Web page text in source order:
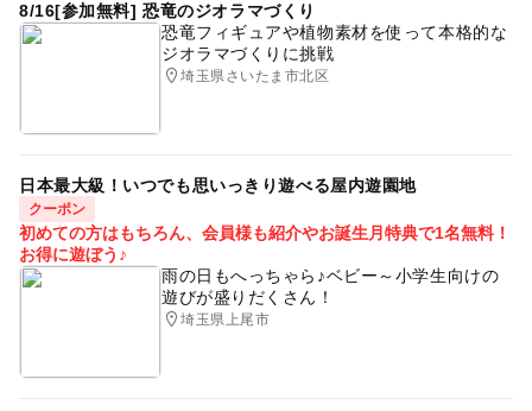
8/16[参加無料] 恐竜のジオラマづくり
恐竜フィギュアや植物素材を使って本格的な
ジオラマづくりに挑戦
埼玉県さいたま市北区
日本最大級！いつでも思いっきり遊べる屋内遊園地
クーポン
初めての方はもちろん、会員様も紹介やお誕生月特典で1名無料！
お得に遊ぼう♪
雨の日もへっちゃら♪ベビー～小学生向けの
遊びが盛りだくさん！
埼玉県上尾市